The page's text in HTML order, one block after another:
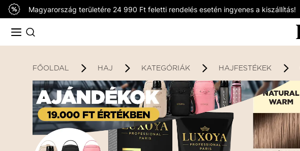
Magyarország területére 24 990 Ft feletti rendelés esetén ingyenes a kiszállítás!
FŐOLDAL HAJ KATEGÓRIÁK HAJFESTÉKEK